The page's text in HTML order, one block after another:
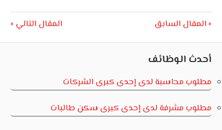
تصفّح
المقالات
Previous
المقال السابق
Next
المقال التالي
أحدث الوظائف
مطلوب محاسبة لدى إحدى كبرى الشركات
مطلوب مشرفة لدى إحدى كبرى سكن طالبات